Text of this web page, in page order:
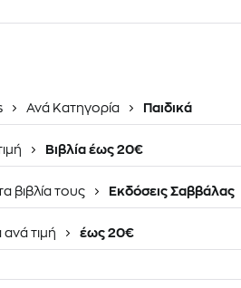
Ανά Κατηγορία Παιδικά
Βιβλία έως 20€
βιβλία τους Εκδόσεις Σαββάλας
τιμή έως 20€